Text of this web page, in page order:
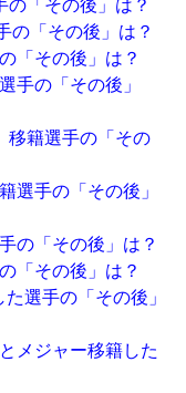
の「その後」は？
の「その後」は？
「その後」は？
手の「その後」
移籍選手の「その
選手の「その後」
の「その後」は？
「その後」は？
選手の「その後」
メジャー移籍した